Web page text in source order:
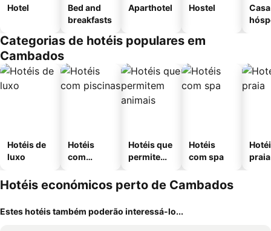
Hotel
Bed and
breakfasts
Aparthotel Hostel
Categorias de hotéis populares em
Cambados
Hotéis de
luxo
Hotéis
com
Hotéis que
permitem
Hotéis
com spa
praia
Hotéis económicos perto de Cambados
Estes hotéis também poderão interessá-lo...